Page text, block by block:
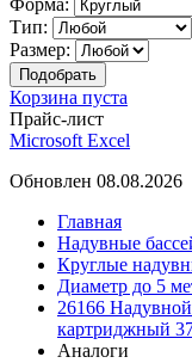
Форма:
Тип:
Размер:
Корзина пуста
Прайс-лист
Microsoft Excel
Обновлен 08.08.2026
Главная
Надувные
Круглые
Диаметр до 5
26166
картриджный
Аналоги